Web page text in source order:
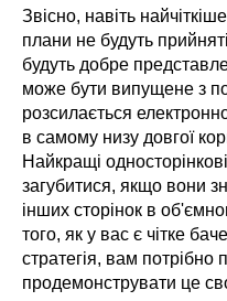
Звісно, навіть
плани не будуть
будуть добре
може бути випущене з
розсилається
в самому низу довгої
Найкращі
загубитися, якщо вони
інших сторінок в
того, як у вас є чітке
стратегія, вам
продемонструвати це